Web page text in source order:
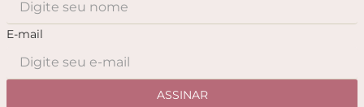
E-mail
ASSINAR